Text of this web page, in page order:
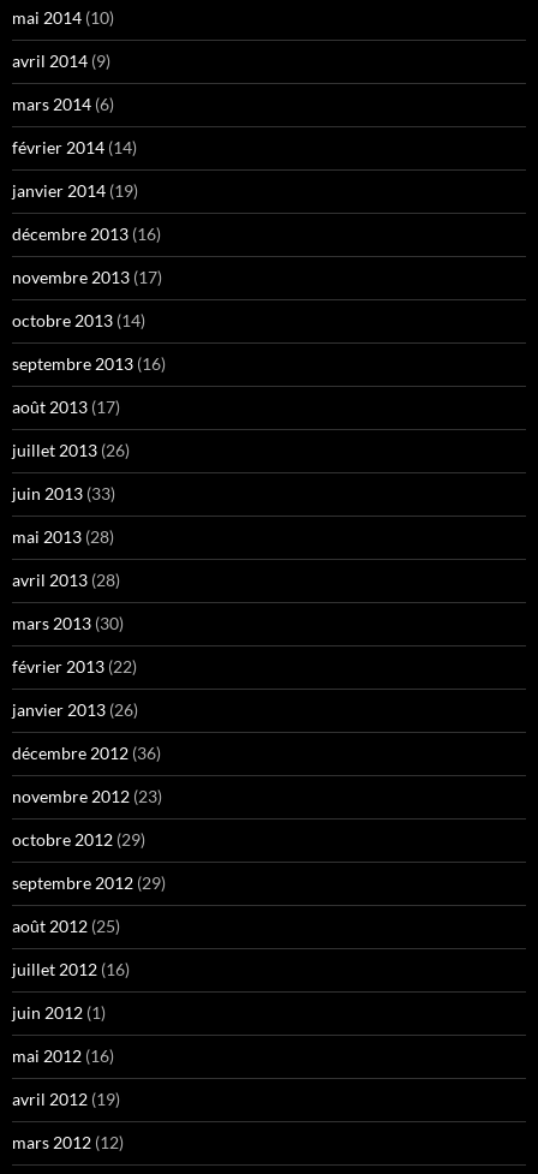
mai 2014 (10)
avril 2014 (9)
mars 2014 (6)
février 2014 (14)
janvier 2014 (19)
décembre 2013 (16)
novembre 2013 (17)
octobre 2013 (14)
septembre 2013 (16)
août 2013 (17)
juillet 2013 (26)
juin 2013 (33)
mai 2013 (28)
avril 2013 (28)
mars 2013 (30)
février 2013 (22)
janvier 2013 (26)
décembre 2012 (36)
novembre 2012 (23)
octobre 2012 (29)
septembre 2012 (29)
août 2012 (25)
juillet 2012 (16)
juin 2012 (1)
mai 2012 (16)
avril 2012 (19)
mars 2012 (12)